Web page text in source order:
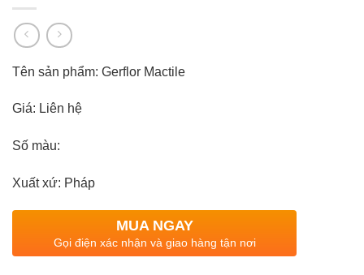
Tên sản phẩm: Gerflor Mactile
Giá: Liên hệ
Số màu:
Xuất xứ: Pháp
MUA NGAY
Gọi điện xác nhận và giao hàng tận nơi